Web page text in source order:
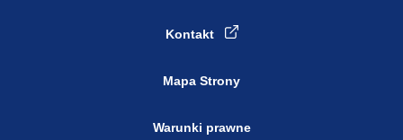
Kontakt
Mapa Strony
Warunki prawne